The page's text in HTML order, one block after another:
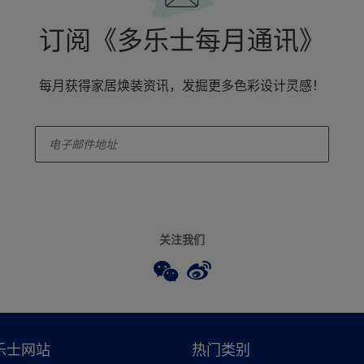
订阅《多乐士每月通讯》
每月获得家居焕装资讯，发掘更多色彩设计灵感！
关注我们
士网站 热门类别